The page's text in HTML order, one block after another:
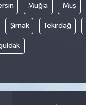
Muğla Muş
Şırnak Tekirdağ